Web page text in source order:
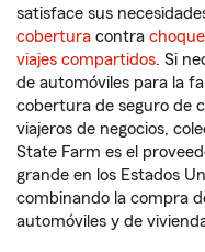
satisface sus
cobertura contra
viajes compartidos. Si
de automóviles para la
cobertura de seguro de
viajeros de negocios,
State Farm es el
grande en los Estados
combinando la compra
automóviles y de